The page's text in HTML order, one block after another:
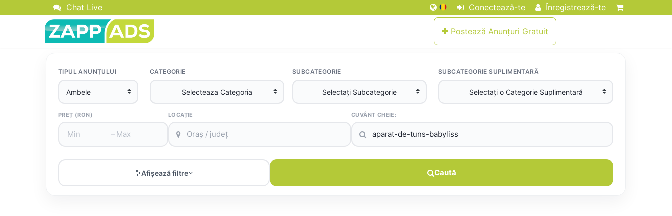
Chat Live Conectează-te Înregistrează-te
Postează Anunțuri Gratuit
TIPUL ANUNȚULUI CATEGORIE SUBCATEGORIE SUBCATEGORIE SUPLIMENTARĂ
PREȚ (RON)
–
LOCAȚIE CUVÂNT CHEIE:
Afișează filtre Caută